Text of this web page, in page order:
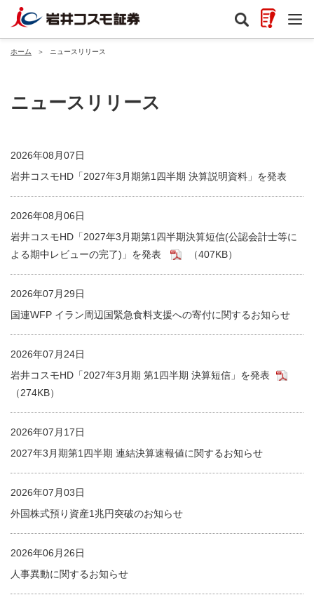
ホーム ＞ ニュースリリース
ニュースリリース
2026年08月07日
岩井コスモHD「2027年3月期第1四半期 決算説明資料」を発表
2026年08月06日
岩井コスモHD「2027年3月期第1四半期決算短信(公認会計士等に
よる期中レビューの完了)」を発表
（407KB）
2026年07月29日
国連WFP イラン周辺国緊急食料支援への寄付に関するお知らせ
2026年07月24日
岩井コスモHD「2027年3月期 第1四半期 決算短信」を発表
（274KB）
2026年07月17日
2027年3月期第1四半期 連結決算速報値に関するお知らせ
2026年07月03日
外国株式預り資産1兆円突破のお知らせ
2026年06月26日
人事異動に関するお知らせ